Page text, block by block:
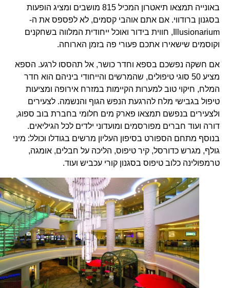
באונייה תמצאו תיאטרון המכיל 815 מושבים ומציג הופעות
בסגנון ברודווי. אם אתם אוהבי קסמים, לא לפספס את ה-
Illusionarium, חווית בידור ואוכל ייחודית המלווה בשחקנים
וקוסמים שישאירו אתכם פעורי פה בזמן הארוחה.
אם חשקה נפשכם בספא וחדר כושר, אל תהססו לרגע. הספא
מציע 50 סוגי טיפולים, שהמרשים והייחודי ביניהם הוא חדר
המלח, חיקוי טוב למערות הקיימות במזרח אירופה ומציעות
טיפול בגבישי מלח להרגעת הנפש הגוף והנשמה. לצעירים
ולצעירים בנפשם תמצאו פארק מים חלומי בחברת בוב ספוג,
דורה ועוד חברים מפורסמים ומועדוני ילדים לכל הגיליאים.
בנוסף מתחם הספורט בסיפון העליון מרשים בגודלו וכולל: מיני
גולף, מגרש כדורסל, קיר טיפוס, הליכה על חבלים, אומגה,
טרמפולינה כלוב טיפוס בסגנון קורי עכביש ועוד.